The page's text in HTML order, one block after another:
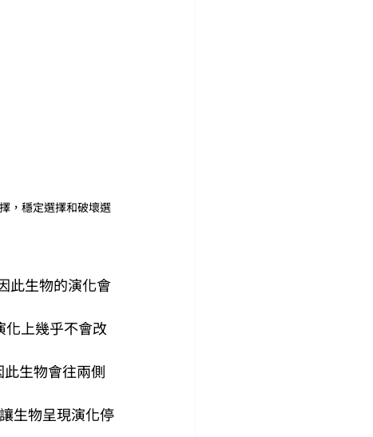
，穩定選擇和破壞選
此生物的演化會
化上幾乎不會改
生物會往兩側
生物呈現演化停